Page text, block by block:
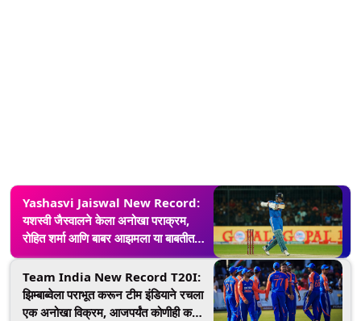
Yashasvi Jaiswal New Record:
यशस्वी जैस्वालने केला अनोखा पराक्रम,
रोहित शर्मा आणि बाबर आझमला या बाबतीत
टाकले मागे
Team India New Record T20I:
झिम्बाब्वेला पराभूत करून टीम इंडियाने रचला
एक अनोखा विक्रम, आजपर्यंत कोणीही करू